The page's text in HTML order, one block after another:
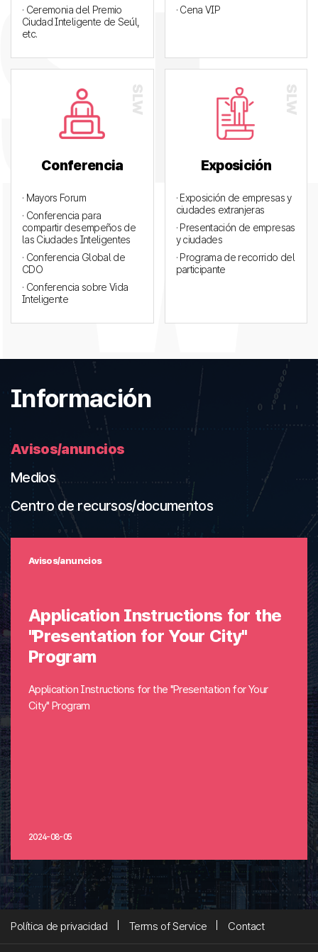
· Ceremonia del Premio
Ciudad Inteligente de Seúl,
etc.
· Cena VIP
Conferencia
· Mayors Forum
· Conferencia para
compartir desempeños de
las Ciudades Inteligentes
· Conferencia Global de
CDO
· Conferencia sobre Vida
Inteligente
Exposición
· Exposición de empresas y
ciudades extranjeras
· Presentación de empresas
y ciudades
· Programa de recorrido del
participante
Información
Avisos/anuncios
Avisos/anuncios
Application Instructions for the
"Presentation for Your City"
Program
Application Instructions for the "Presentation for Your
City" Program
2024-08-05
Medios
Centro de recursos/documentos
Política de privacidad Terms of Service Contact